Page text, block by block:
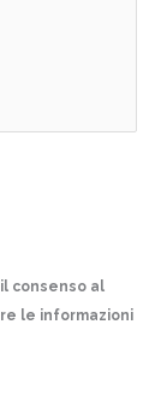
consenso al
le informazioni